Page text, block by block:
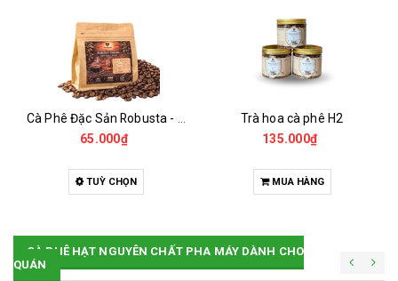
65.000₫
TUỲ CHỌN
Trà hoa cà phê H2
135.000₫
MUA HÀNG
CÀ PHÊ HẠT NGUYÊN CHẤT PHA MÁY DÀNH CHO
QUÁN